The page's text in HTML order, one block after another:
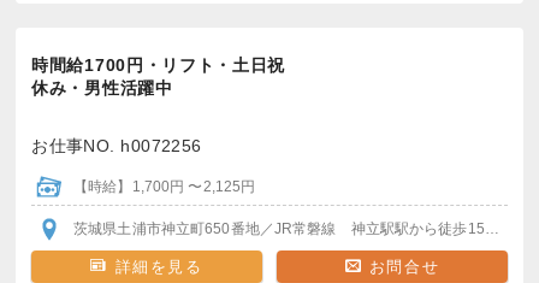
時間給1700円・リフト・土日祝
休み・男性活躍中
お仕事NO. h0072256
【時給】1,700円 〜2,125円
茨城県土浦市神立町650番地／JR常磐線 神立駅駅から徒歩15分
詳細を見る お問合せ